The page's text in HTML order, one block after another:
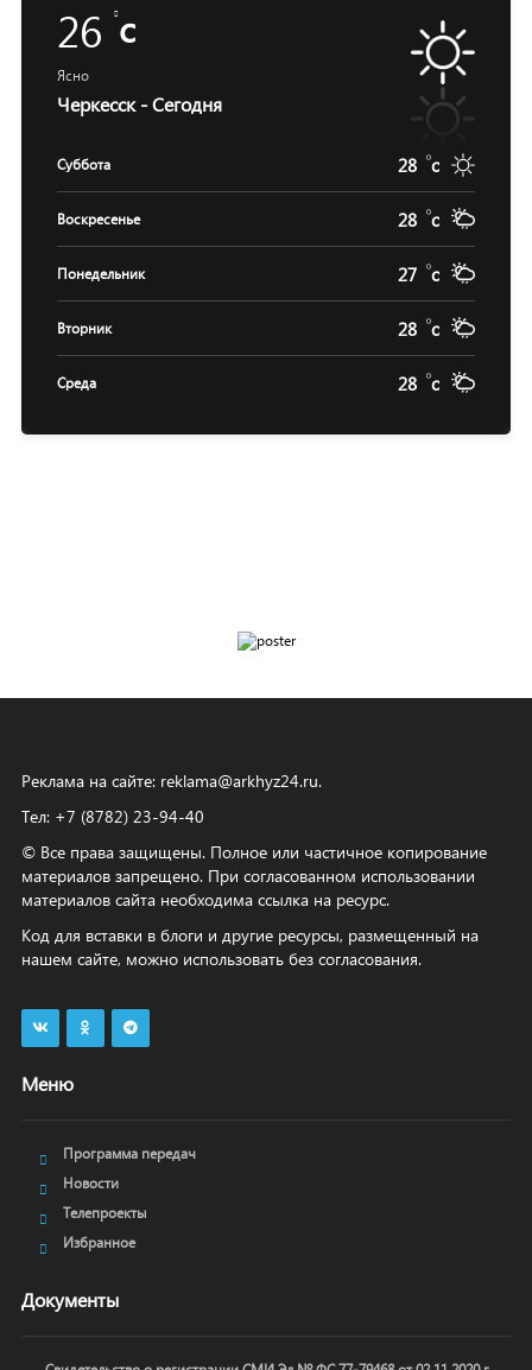
26 c
Ясно
Черкесск - Сегодня
Суббота 28 c
Воскресенье 28 c
Понедельник 27 c
Вторник 28 c
Среда 28 c
Реклама на сайте: reklama@arkhyz24.ru.
Тел: +7 (8782) 23‑94‑40
© Все права защищены. Полное или частичное копирование
материалов запрещено. При согласованном использовании
материалов сайта необходима ссылка на ресурс.
Код для вставки в блоги и другие ресурсы, размещенный на
нашем сайте, можно использовать без согласования.
Меню
Программа передач
Новости
Телепроекты
Избранное
Документы